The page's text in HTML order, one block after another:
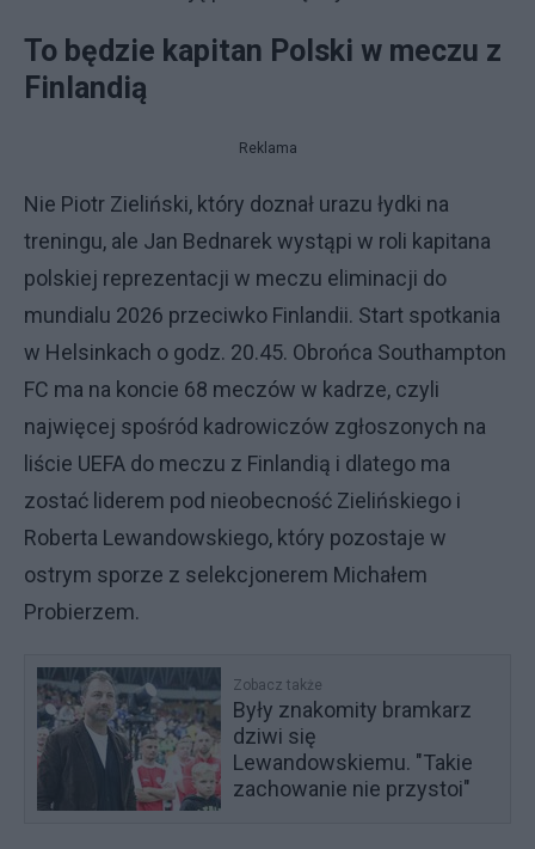
To będzie kapitan Polski w meczu z
Finlandią
Reklama
Nie Piotr Zieliński, który doznał urazu łydki na
treningu, ale Jan Bednarek wystąpi w roli kapitana
polskiej reprezentacji w meczu eliminacji do
mundialu 2026 przeciwko Finlandii. Start spotkania
w Helsinkach o godz. 20.45. Obrońca Southampton
FC ma na koncie 68 meczów w kadrze, czyli
najwięcej spośród kadrowiczów zgłoszonych na
liście UEFA do meczu z Finlandią i dlatego ma
zostać liderem pod nieobecność Zielińskiego i
Roberta Lewandowskiego, który pozostaje w
ostrym sporze z selekcjonerem Michałem
Probierzem.
Zobacz także
Były znakomity bramkarz
dziwi się
Lewandowskiemu. "Takie
zachowanie nie przystoi"